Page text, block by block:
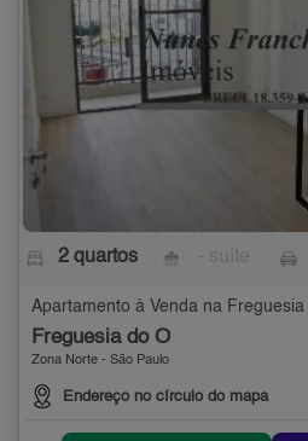
2 quartos
Apartamento à Venda na
Freguesia do Ó
Zona Norte - São Paulo
Endereço no círculo do mapa